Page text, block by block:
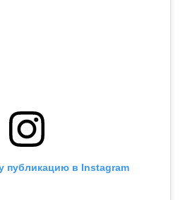
публикацию в Instagram